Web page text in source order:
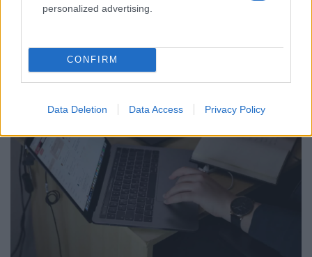
personalized advertising.
CONFIRM
Data Deletion Data Access Privacy Policy
Eurostat: Στο 13,5% αυξήθηκε το 2021 το